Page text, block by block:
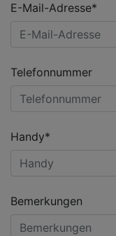
E-Mail-Adresse*
Telefonnummer
Handy*
Bemerkungen